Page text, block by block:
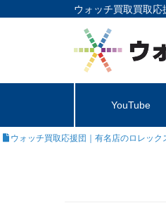
ウォッチ買取買取応
YouTube
ウォッチ買取応援団｜有名店のロレッ